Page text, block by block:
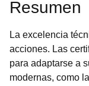
Resumen
La excelencia
acciones. Las
para adaptarse a
modernas, como